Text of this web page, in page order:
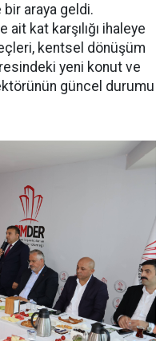
araya geldi.
ait kat karşılığı ihaleye
kentsel dönüşüm
yeni konut ve
güncel durumu